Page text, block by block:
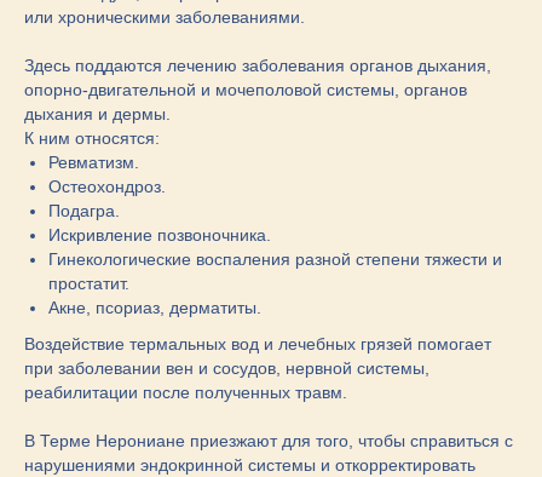
или хроническими заболеваниями.
Здесь поддаются лечению заболевания органов дыхания,
опорно-двигательной и мочеполовой системы, органов
дыхания и дермы.
К ним относятся:
Ревматизм.
Остеохондроз.
Подагра.
Искривление позвоночника.
Гинекологические воспаления разной степени тяжести и
простатит.
Акне, псориаз, дерматиты.
Воздействие термальных вод и лечебных грязей помогает
при заболевании вен и сосудов, нервной системы,
реабилитации после полученных травм.
В Терме Нерониане приезжают для того, чтобы справиться с
нарушениями эндокринной системы и откорректировать